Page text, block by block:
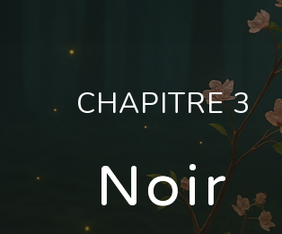
CHAPITRE 3
Noir